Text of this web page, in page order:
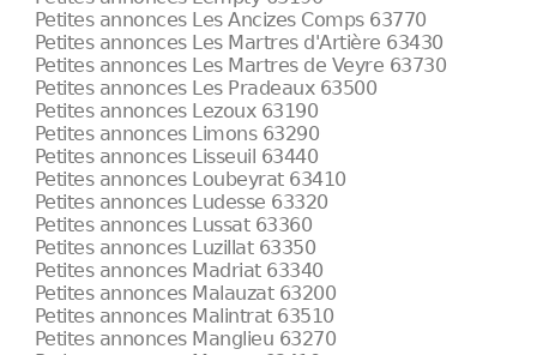
Petites annonces Les Ancizes Comps 63770
Petites annonces Les Martres d'Artière 63430
Petites annonces Les Martres de Veyre 63730
Petites annonces Les Pradeaux 63500
Petites annonces Lezoux 63190
Petites annonces Limons 63290
Petites annonces Lisseuil 63440
Petites annonces Loubeyrat 63410
Petites annonces Ludesse 63320
Petites annonces Lussat 63360
Petites annonces Luzillat 63350
Petites annonces Madriat 63340
Petites annonces Malauzat 63200
Petites annonces Malintrat 63510
Petites annonces Manglieu 63270